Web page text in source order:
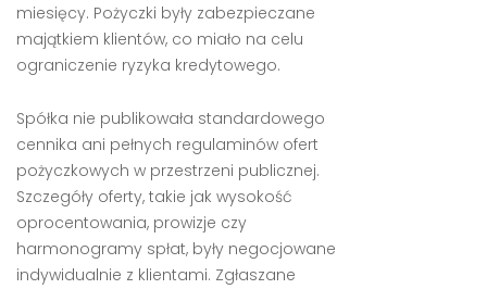
miesięcy. Pożyczki były zabezpieczane
majątkiem klientów, co miało na celu
ograniczenie ryzyka kredytowego.
Spółka nie publikowała standardowego
cennika ani pełnych regulaminów ofert
pożyczkowych w przestrzeni publicznej.
Szczegóły oferty, takie jak wysokość
oprocentowania, prowizje czy
harmonogramy spłat, były negocjowane
indywidualnie z klientami. Zgłaszane